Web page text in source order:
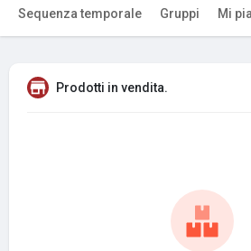
Sequenza temporale Gruppi Mi
Prodotti in vendita.